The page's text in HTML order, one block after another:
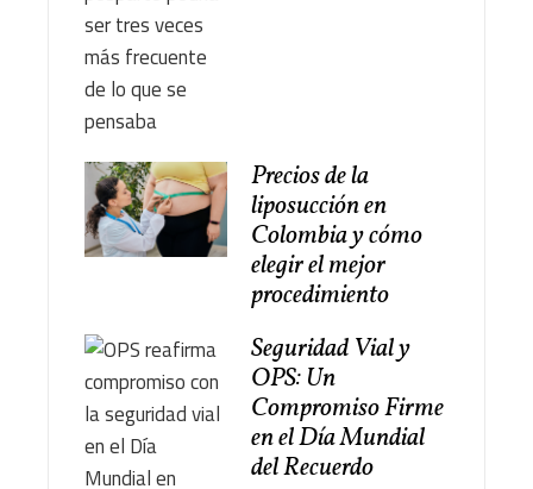
Precios de la
liposucción en
Colombia y cómo
elegir el mejor
procedimiento
Seguridad Vial y
OPS: Un
Compromiso Firme
en el Día Mundial
del Recuerdo